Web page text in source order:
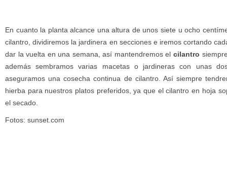
En cuanto la planta alcance una altura de unos siete u ocho
cilantro, dividiremos la jardinera en secciones e iremos cortando
dar la vuelta en una semana, así mantendremos elcilantro
además sembramos varias macetas o jardineras con unas
aseguramos una cosecha continua de cilantro. Así siempre
hierba para nuestros platos preferidos, ya que el cilantro en hoja
el secado.
Fotos: sunset.com